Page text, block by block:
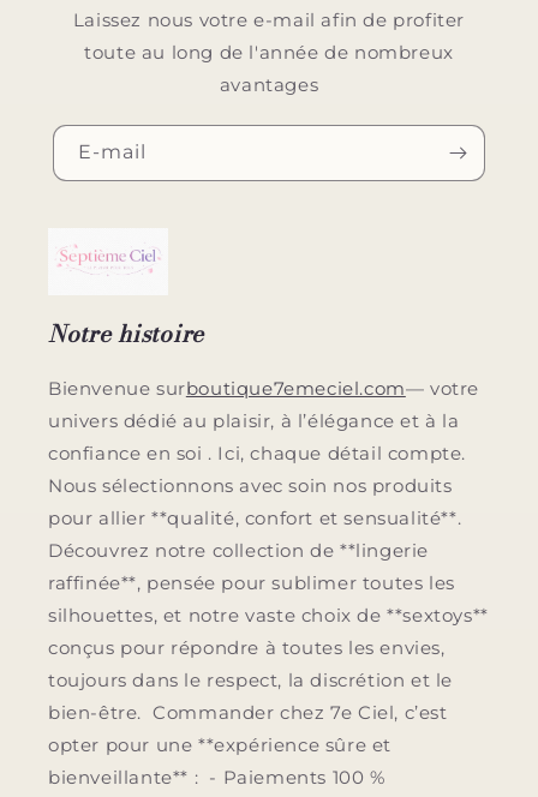
Laissez nous votre e-mail afin de profiter
toute au long de l'année de nombreux
avantages
E-mail
Notre histoire
Bienvenue surboutique7emeciel.com— votre
univers dédié au plaisir, à l’élégance et à la
confiance en soi . Ici, chaque détail compte.
Nous sélectionnons avec soin nos produits
pour allier **qualité, confort et sensualité**.
Découvrez notre collection de **lingerie
raffinée**, pensée pour sublimer toutes les
silhouettes, et notre vaste choix de **sextoys**
conçus pour répondre à toutes les envies,
toujours dans le respect, la discrétion et le
bien-être. Commander chez 7e Ciel, c’est
opter pour une **expérience sûre et
bienveillante** : - Paiements 100 %